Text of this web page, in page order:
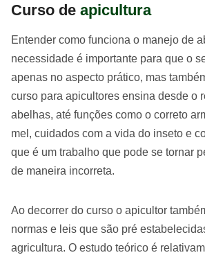
Curso de apicultura
Entender como funciona o manejo de
necessidade é importante para que o
apenas no aspecto prático, mas
curso para apicultores ensina desde o
abelhas, até funções como o correto
mel, cuidados com a vida do inseto e
que é um trabalho que pode se tornar
de maneira incorreta.
Ao decorrer do curso o apicultor
normas e leis que são pré
agricultura. O estudo teórico é